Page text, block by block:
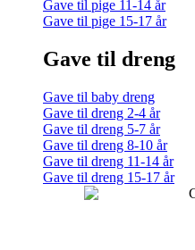
Gave til pige 11-14 år
Gave til pige 15-17 år
Gave til dreng
Gave til baby dreng
Gave til dreng 2-4 år
Gave til dreng 5-7 år
Gave til dreng 8-10 år
Gave til dreng 11-14 år
Gave til dreng 15-17 år